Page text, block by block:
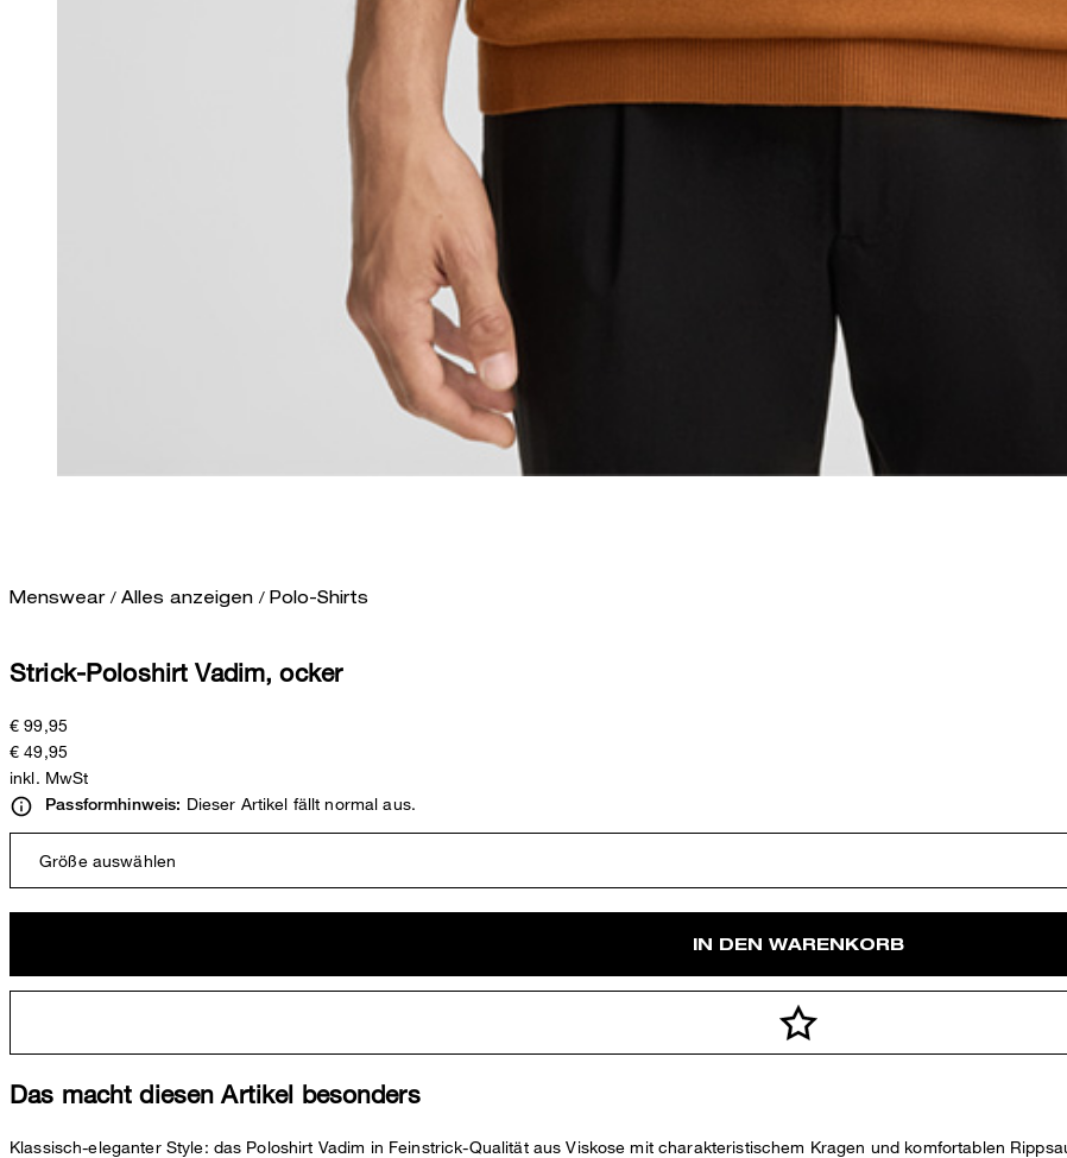
Menswear / Alles anzeigen / Polo-Shirts
Strick-Poloshirt Vadim, ocker
€ 99,95
€ 49,95
inkl. MwSt
Passformhinweis: Dieser Artikel fällt normal aus.
Größe auswählen
IN DEN WARENKORB
Das macht diesen Artikel besonders
Klassisch-eleganter Style: das Poloshirt Vadim in Feinstrick-Qualität aus Viskose mit charakteristischem Kragen und komfortablen